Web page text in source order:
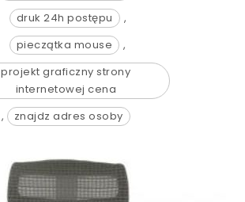
druk 24h postępu
,
pieczątka mouse
,
projekt graficzny strony
internetowej cena
,
znajdz adres osoby